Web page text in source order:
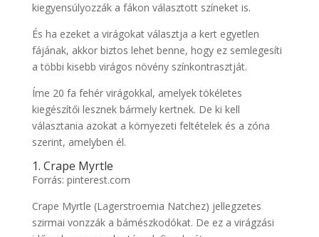
kiegyensúlyozzák a fákon választott színeket is.
És ha ezeket a virágokat választja a kert egyetlen
fájának, akkor biztos lehet benne, hogy ez semlegesíti
a többi kisebb virágos növény színkontrasztját.
Íme 20 fa fehér virágokkal, amelyek tökéletes
kiegészítői lesznek bármely kertnek. De ki kell
választania azokat a környezeti feltételek és a zóna
szerint, amelyben él.
1. Crape Myrtle
Forrás: pinterest.com
Crape Myrtle (Lagerstroemia Natchez) jellegzetes
szirmai vonzzák a bámészkodókat. De ez a virágzási